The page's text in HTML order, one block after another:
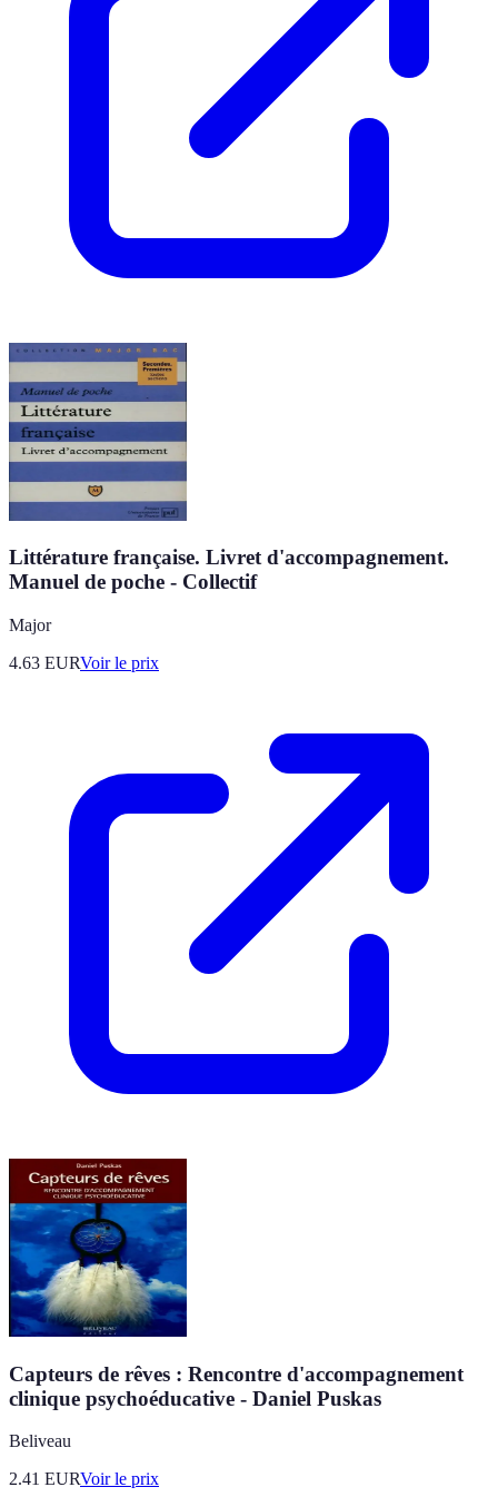
Littérature française. Livret d'accompagnement.
Manuel de poche - Collectif
Major
4.63 EURVoir le prix
Capteurs de rêves : Rencontre d'accompagnement
clinique psychoéducative - Daniel Puskas
Beliveau
2.41 EURVoir le prix